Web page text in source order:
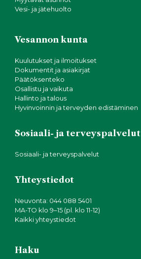
Vesi- ja jätehuolto
Vesannon kunta
Kuulutukset ja ilmoitukset
Dokumentit ja asiakirjat
Päätöksenteko
Osallistu ja vaikuta
Hallinto ja talous
Hyvinvoinnin ja terveyden edistäminen
Sosiaali- ja terveyspalvelut
Sosiaali- ja terveyspalvelut
Yhteystiedot
Neuvonta: 044 088 5401
MA-TO klo 9–15 (pl. klo 11-12)
Kaikki yhteystiedot
Haku